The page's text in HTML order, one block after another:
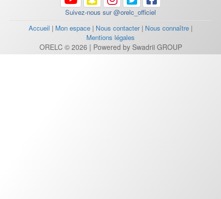
Suivez-nous sur @orelc_officiel
Accueil | Mon espace | Nous contacter| Nous connaître |
Mentions légales
ORELC © 2026 | Powered by Swadrii GROUP